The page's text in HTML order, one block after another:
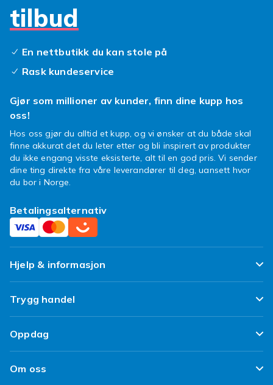
tilbud
En nettbutikk du kan stole på
Rask kundeservice
Gjør som millioner av kunder, finn dine kupp hos
oss!
Hos oss gjør du alltid et kupp, og vi ønsker at du både skal
finne akkurat det du leter etter og bli inspirert av produkter
du ikke engang visste eksisterte, alt til en god pris. Vi sender
dine ting direkte fra våre leverandører til deg, uansett hvor
du bor i Norge.
Betalingsalternativ
Hjelp & informasjon
Ofte stilte spørsmål
Spor pakken min
Angre & returner her
Leverering
Trygg handel
Fornøyd kunde-løfte
Kundeanmeldelser
Oppdag
Design dine egne klær
Om oss